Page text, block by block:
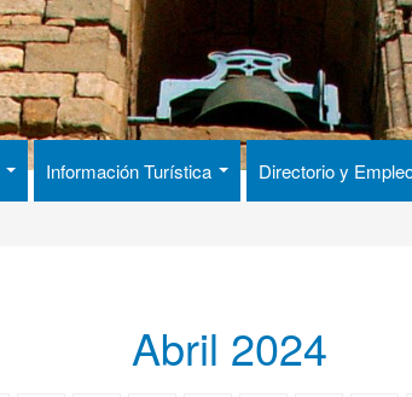
Información Turística Directorio y
Abril 2024